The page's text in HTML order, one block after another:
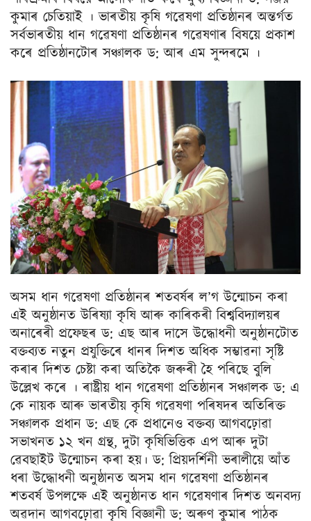
কুমাৰ চেতিয়াই । ভাৰতীয় কৃষি গৱেষণা প্ৰতিষ্ঠানৰ অন্তৰ্গত
সৰ্বভাৰতীয় ধান গৱেষণা প্ৰতিষ্ঠানৰ গৱেষণাৰ বিষয়ে প্ৰকাশ
কৰে প্ৰতিষ্ঠানটোৰ সঞ্চালক ড: আৰ এম সুন্দৰমে ।
অসম ধান গৱেষণা প্ৰতিষ্ঠানৰ শতবৰ্ষৰ ল’গ উন্মোচন কৰা
এই অনুষ্ঠানত উৰিষ্যা কৃষি আৰু কাৰিকৰী বিশ্ববিদ্যালয়ৰ
অনাৰেৰী প্ৰফেছৰ ড: এছ আৰ দাসে উদ্ধোধনী অনুষ্ঠানটোত
বক্তব্যত নতুন প্ৰযুক্তিৰে ধানৰ দিশত অধিক সম্ভাৱনা সৃষ্টি
কৰাৰ দিশত চেষ্টা কৰা অতিকৈ জৰুৰী হৈ পৰিছে বুলি
উল্লেখ কৰে । ৰাষ্ট্ৰীয় ধান গৱেষণা প্ৰতিষ্ঠানৰ সঞ্চালক ড: এ
কে নায়ক আৰু ভাৰতীয় কৃষি গৱেষণা পৰিষদৰ অতিৰিক্ত
সঞ্চালক প্ৰধান ড: এছ কে প্ৰধানেও বক্তব্য আগবঢ়োৱা
সভাখনত ১২ খন গ্ৰন্থ, দুটা কৃষিভিত্তিক এপ আৰু দুটা
ৱেবছাইট উন্মোচন কৰা হয়। ড: প্ৰিয়দৰ্শিনী ভৰালীয়ে আঁত
ধৰা উদ্ধোধনী অনুষ্ঠানত অসম ধান গৱেষণা প্ৰতিষ্ঠানৰ
শতবৰ্ষ উপলক্ষে এই অনুষ্ঠানত ধান গৱেষণাৰ দিশত অনবদ্য
অৱদান আগবঢ়োৱা কৃষি বিজ্ঞানী ড: অৰুণ কুমাৰ পাঠক